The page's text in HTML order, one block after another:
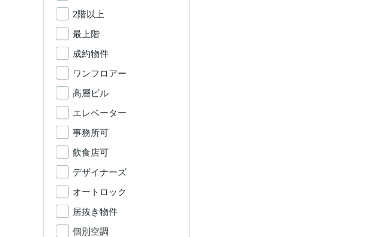
2階以上
最上階
成約物件
ワンフロアー
高層ビル
エレベーター
事務所可
飲食店可
デザイナーズ
オートロック
居抜き物件
個別空調